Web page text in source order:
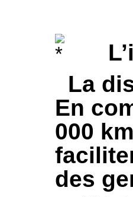
La
En
000
des